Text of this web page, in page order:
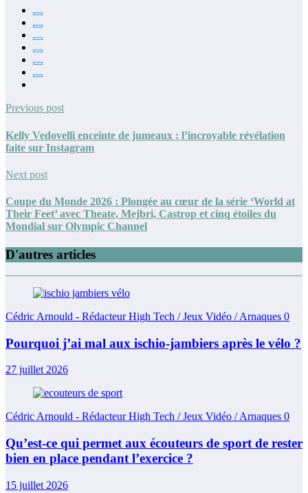
Previous post
Kelly Vedovelli enceinte de jumeaux : l’incroyable révélation
faite sur Instagram
Next post
Coupe du Monde 2026 : Plongée au cœur de la série ‘World at
Their Feet’ avec Theate, Mejbri, Castrop et cinq étoiles du
Mondial sur Olympic Channel
D'autres articles
Cédric Arnould - Rédacteur High Tech / Jeux Vidéo / Arnaques 0
Pourquoi j’ai mal aux ischio-jambiers après le vélo ?
27 juillet 2026
Cédric Arnould - Rédacteur High Tech / Jeux Vidéo / Arnaques 0
Qu’est-ce qui permet aux écouteurs de sport de rester
bien en place pendant l’exercice ?
15 juillet 2026